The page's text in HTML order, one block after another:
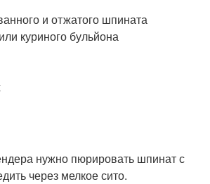
и отжатого шпината
куриного бульйона
нужно пюрировать шпинат с
через мелкое сито.